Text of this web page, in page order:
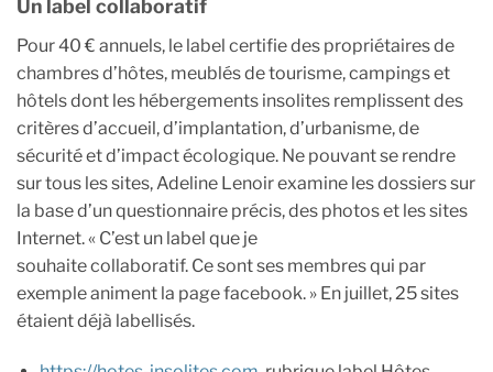
Un label collaboratif
Pour 40 € annuels, le label certifie des propriétaires de
chambres d’hôtes, meublés de tourisme, campings et
hôtels dont les hébergements insolites remplissent des
critères d’accueil, d’implantation, d’urbanisme, de
sécurité et d’impact écologique. Ne pouvant se rendre
sur tous les sites, Adeline Lenoir examine les dossiers sur
la base d’un questionnaire précis, des photos et les sites
Internet. « C’est un label que je
souhaite collaboratif. Ce sont ses membres qui par
exemple animent la page facebook. » En juillet, 25 sites
étaient déjà labellisés.